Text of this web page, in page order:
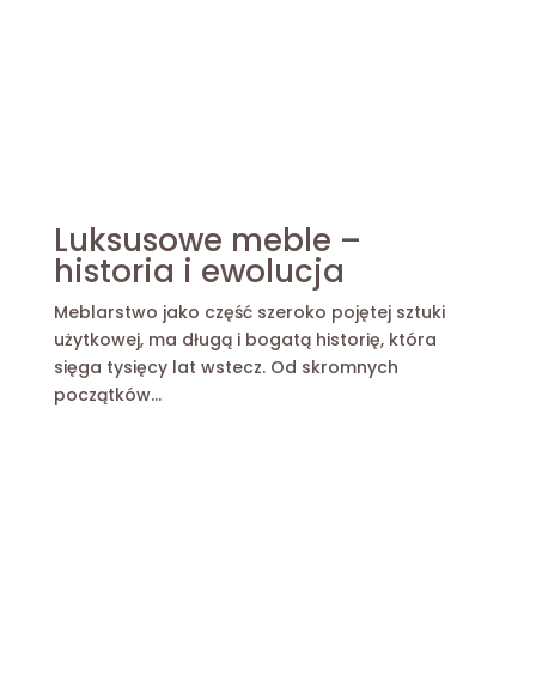
Luksusowe meble –
historia i ewolucja
Meblarstwo jako część szeroko pojętej sztuki
użytkowej, ma długą i bogatą historię, która
sięga tysięcy lat wstecz. Od skromnych
początków...